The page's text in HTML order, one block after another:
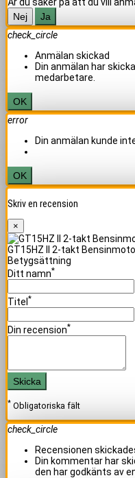
Nej
Ja
check_circle
Anmälan skickad
Din anmälan har
medarbetare.
OK
error
Din anmälan kunde
OK
Skriv en recension
×
GT15HZ II 2-takt
Betygsättning
Ditt namn*
Titel *
Din recension*
Skicka
* Obligatoriska fält
check_circle
Recensionen
Din kommentar har
den har godkänts av